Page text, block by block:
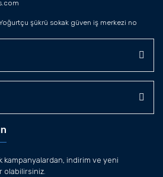
şükrü sokak güven iş merkezi no
kampanyalardan, indirim ve yeni
olabilirsiniz.